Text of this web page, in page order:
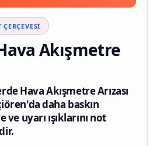
Akışmetre
Hava Akışmetre Arızası
daha baskın
uyarı ışıklarını not